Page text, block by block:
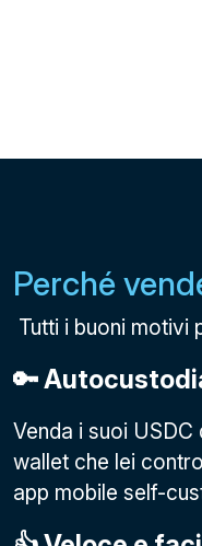
Perché
Tutti i buoni motivi
🔑
Venda i suoi
wallet che lei
app mobile self-